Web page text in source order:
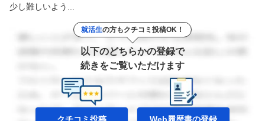
少し難しいよう...
就活生の方もクチコミ投稿OK！
以下のどちらかの登録で
続きをご覧いただけます